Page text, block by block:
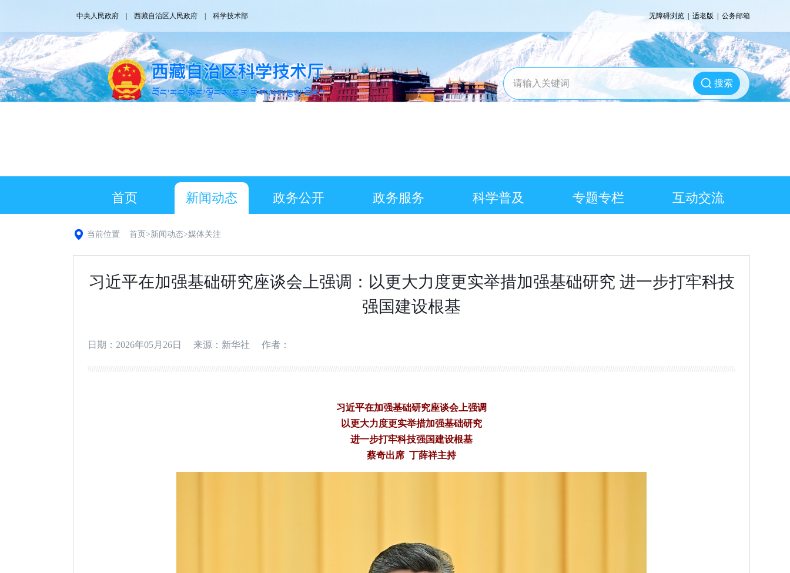
中央人民政府 西藏自治区人民政府 科学技术部 无障碍浏览 适老版 公务邮箱
搜索
首页 新闻动态 政务公开 政务服务 科学普及 专题专栏 互动交流
当前位置 首页 >新闻动态>媒体关注
习近平在加强基础研究座谈会上强调：以更大力度更实举措加强基础研究 进一步打牢科技
强国建设根基
日期：2026年05月26日 来源：新华社 作者：
习近平在加强基础研究座谈会上强调
以更大力度更实举措加强基础研究
进一步打牢科技强国建设根基
蔡奇出席 丁薛祥主持